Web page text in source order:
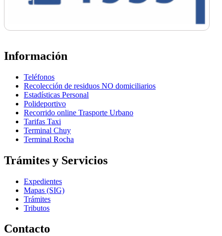
Información
Teléfonos
Recolección de residuos NO domiciliarios
Estadísticas Personal
Polideportivo
Recorrido online Trasporte Urbano
Tarifas Taxi
Terminal Chuy
Terminal Rocha
Trámites y Servicios
Expedientes
Mapas (SIG)
Trámites
Tributos
Contacto